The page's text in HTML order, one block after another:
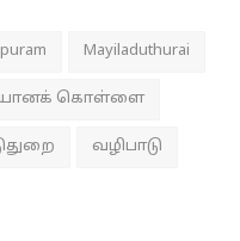
Mayiladuthurai
கொள்ளை
வழிபாடு